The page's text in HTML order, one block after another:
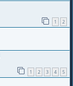
1 2
1 2 3 4 5